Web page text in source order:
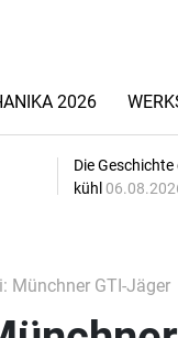
2026
Die
kühl
Münchner GTI-Jäger